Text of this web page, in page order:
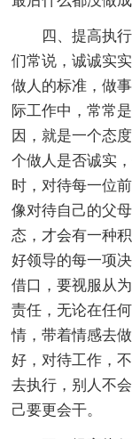
四、提高执
们常说，诚诚实
做人的标准，做
际工作中，常常
因，就是一个态
个做人是否诚实
时，对待每一位
像对待自己的父
态，才会有一种
好领导的每一项
借口，要视服从
责任，无论在任
情，带着情感去
好，对待工作，
去执行，别人不
己要更会干。